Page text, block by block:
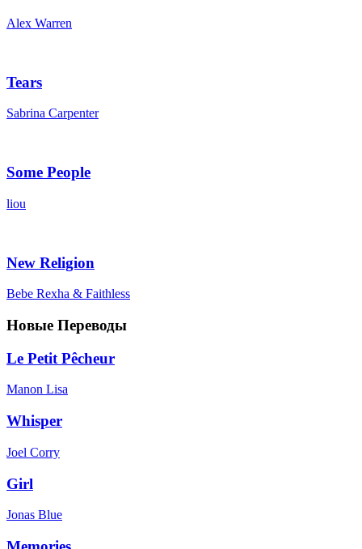
Alex Warren
Tears
Sabrina Carpenter
Some People
liou
New Religion
Bebe Rexha & Faithless
Новые Переводы
Le Petit Pêcheur
Manon Lisa
Whisper
Joel Corry
Girl
Jonas Blue